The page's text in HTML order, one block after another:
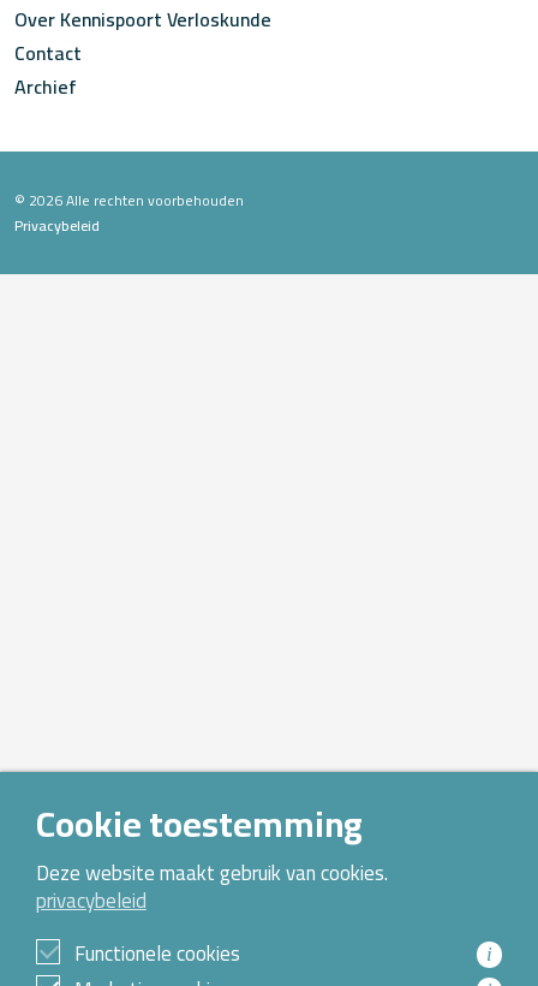
Over Kennispoort Verloskunde
Contact
Archief
© 2026 Alle rechten voorbehouden
Privacybeleid
Cookie toestemming
Deze website maakt gebruik van cookies.
privacybeleid
Functionele cookies
i